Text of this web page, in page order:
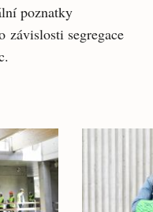
poznatky
závislosti segregace